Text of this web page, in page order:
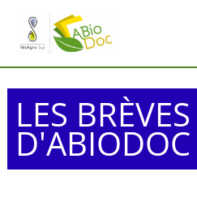
contenu
LES BRÈVES
D'ABIODOC